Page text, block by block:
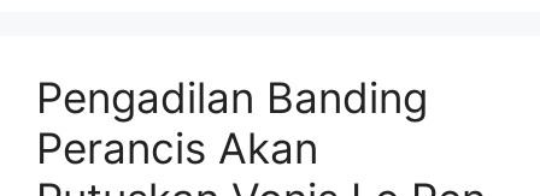
Pengadilan Banding
Perancis Akan